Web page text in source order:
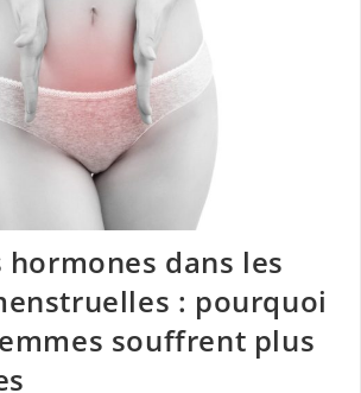
hormones dans les
: pourquoi
souffrent plus